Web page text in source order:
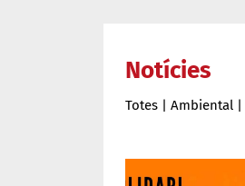
Notícies
Totes | Ambiental |